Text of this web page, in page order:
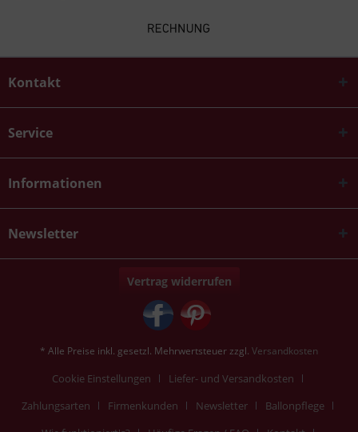
Kontakt
Service
Informationen
Newsletter
Vertrag widerrufen
* Alle Preise inkl. gesetzl. Mehrwertsteuer zzgl. Versandkosten
Cookie Einstellungen
Liefer- und Versandkosten
Zahlungsarten
Firmenkunden Newsletter
Ballonpflege